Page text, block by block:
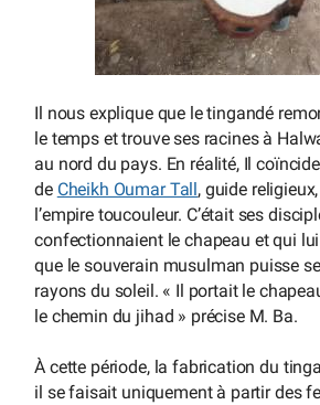
Il nous explique que le tingandé
le temps et trouve ses racines à
au nord du pays. En réalité, Il
de Cheikh Oumar Tall, guide
l’empire toucouleur. C’était ses
confectionnaient le chapeau et qui
que le souverain musulman puisse
rayons du soleil. « Il portait le
le chemin du jihad » précise M. Ba.
À cette période, la fabrication du
il se faisait uniquement à partir des